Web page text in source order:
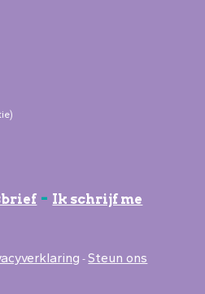
- Ik schrijf me
-Steun ons